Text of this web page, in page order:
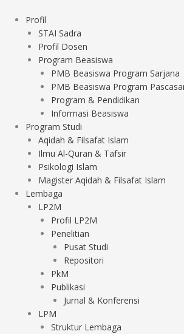
Profil
STAI Sadra
Profil Dosen
Program Beasiswa
PMB Beasiswa Program Sarjana
PMB Beasiswa Program
Program & Pendidikan
Informasi Beasiswa
Program Studi
Aqidah & Filsafat Islam
Ilmu Al-Quran & Tafsir
Psikologi Islam
Magister Aqidah & Filsafat Islam
Lembaga
LP2M
Profil LP2M
Penelitian
Pusat Studi
Repositori
PkM
Publikasi
Jurnal & Konferensi
LPM
Struktur Lembaga